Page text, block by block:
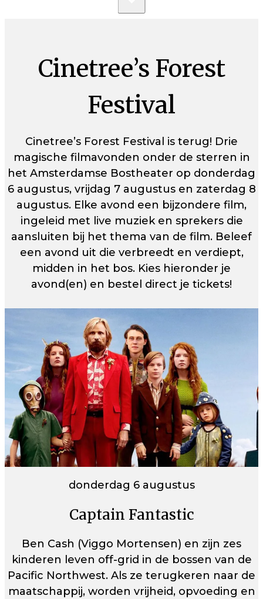
Cinetree’s Forest
Festival
Cinetree’s Forest Festival is terug! Drie
magische filmavonden onder de sterren in
het Amsterdamse Bostheater op donderdag
6 augustus, vrijdag 7 augustus en zaterdag 8
augustus. Elke avond een bijzondere film,
ingeleid met live muziek en sprekers die
aansluiten bij het thema van de film. Beleef
een avond uit die verbreedt en verdiept,
midden in het bos. Kies hieronder je
avond(en) en bestel direct je tickets!
donderdag 6 augustus
Captain Fantastic
Ben Cash (Viggo Mortensen) en zijn zes
kinderen leven off-grid in de bossen van de
Pacific Northwest. Als ze terugkeren naar de
maatschappij, worden vrijheid, opvoeding en